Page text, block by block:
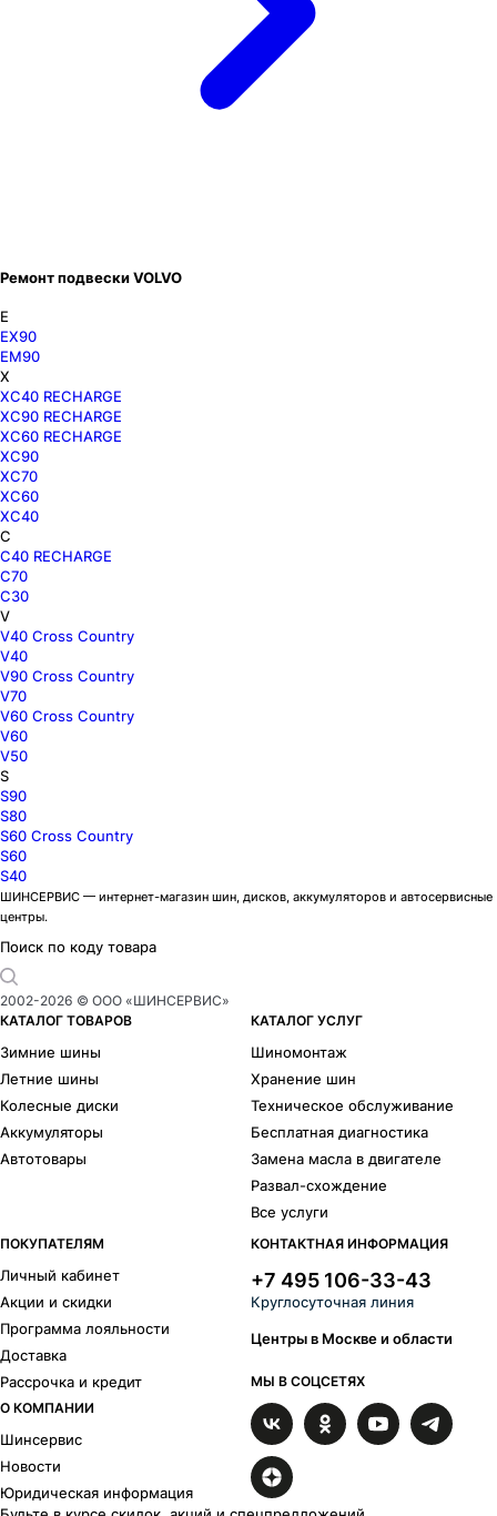
Ремонт подвески VOLVO
E
EX90
EM90
X
XC40 RECHARGE
XC90 RECHARGE
XC60 RECHARGE
XC90
XC70
XC60
XC40
C
C40 RECHARGE
C70
C30
V
V40 Cross Country
V40
V90 Cross Country
V70
V60 Cross Country
V60
V50
S
S90
S80
S60 Cross Country
S60
S40
ШИНСЕРВИС — интернет-магазин шин, дисков, аккумуляторов и автосервисные
центры.
Поиск по коду товара
2002-2026 © ООО «ШИНСЕРВИС»
КАТАЛОГ ТОВАРОВ
Зимние шины
Летние шины
Колесные диски
Аккумуляторы
Автотовары
КАТАЛОГ УСЛУГ
Шиномонтаж
Хранение шин
Техническое обслуживание
Бесплатная диагностика
Замена масла в двигателе
Развал-схождение
Все услуги
ПОКУПАТЕЛЯМ
Личный кабинет
Акции и скидки
Программа лояльности
Доставка
Рассрочка и кредит
О КОМПАНИИ
Шинсервис
Новости
Юридическая информация
КОНТАКТНАЯ ИНФОРМАЦИЯ
+7 495 106-33-43
Круглосуточная линия
Центры в Москве и области
МЫ В СОЦСЕТЯХ